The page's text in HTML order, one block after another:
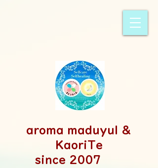
​aroma maduyul &
KaoriTe
since 2007